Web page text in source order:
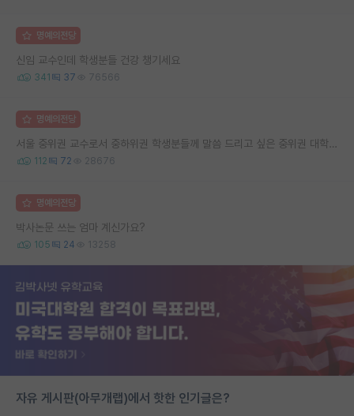
명예의전당
신임 교수인데 학생분들 건강 챙기세요
341 37 76566
명예의전당
서울 중위권 교수로서 중하위권 학생분들께 말씀 드리고 싶은 중위권 대학 연구실의 강점
112 72 28676
명예의전당
박사논문 쓰는 엄마 계신가요?
105 24 13258
자유 게시판(아무개랩)에서 핫한 인기글은?